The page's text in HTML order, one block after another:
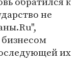
не
их